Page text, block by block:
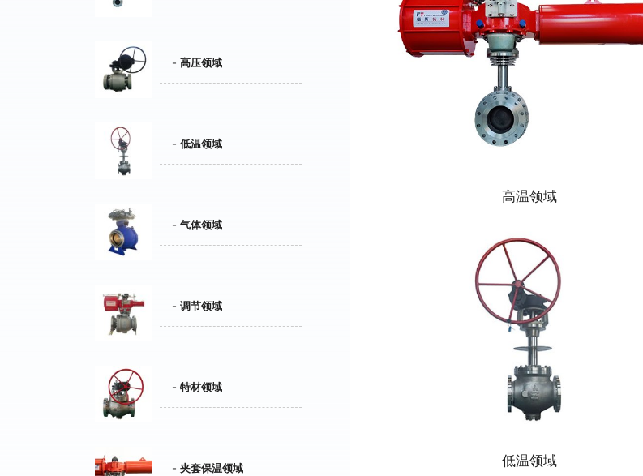
高压领域
低温领域
气体领域
调节领域
特材领域
夹套保温领域
高温领域
低温领域